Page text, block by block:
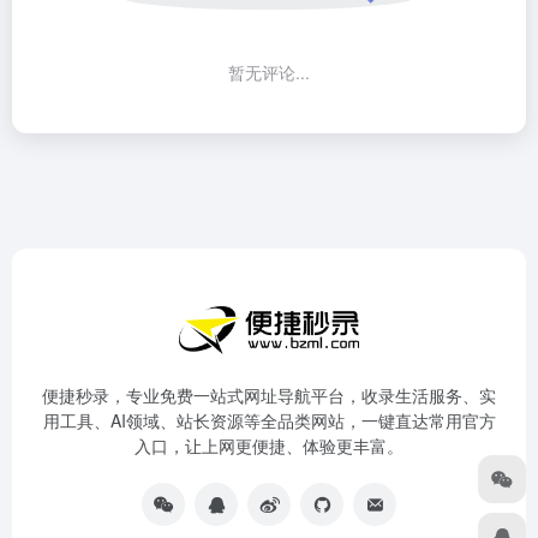
暂无评论...
便捷秒录，专业免费一站式网址导航平台，收录生活服务、实
用工具、AI领域、站长资源等全品类网站，一键直达常用官方
入口，让上网更便捷、体验更丰富。